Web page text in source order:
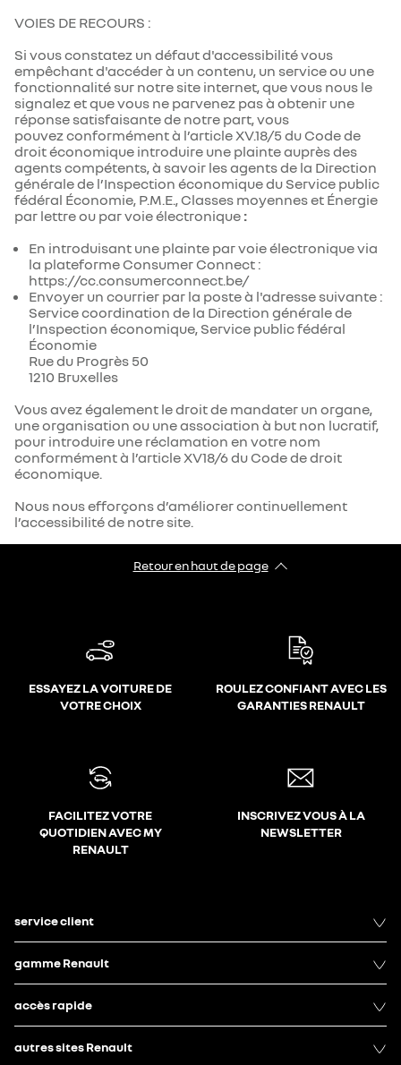
VOIES DE RECOURS :
Si vous constatez un défaut d'accessibilité vous
empêchant d'accéder à un contenu, un service ou une
fonctionnalité sur notre site internet, que vous nous le
signalez et que vous ne parvenez pas à obtenir une
réponse satisfaisante de notre part, vous
pouvez conformément à l’article XV.18/5 du Code de
droit économique introduire une plainte auprès des
agents compétents, à savoir les agents de la Direction
générale de l’Inspection économique du Service public
fédéral Économie, P.M.E., Classes moyennes et Énergie
par lettre ou par voie électronique :
En introduisant une plainte par voie électronique via
la plateforme Consumer Connect :
https://cc.consumerconnect.be/
Envoyer un courrier par la poste à l'adresse suivante :
Service coordination de la Direction générale de
l’Inspection économique, Service public fédéral
Économie
Rue du Progrès 50
1210 Bruxelles
Vous avez également le droit de mandater un organe,
une organisation ou une association à but non lucratif,
pour introduire une réclamation en votre nom
conformément à l’article XV18/6 du Code de droit
économique.
Nous nous efforçons d’améliorer continuellement
l’accessibilité de notre site.
Retour en haut de page
ESSAYEZ LA VOITURE DE
VOTRE CHOIX
ROULEZ CONFIANT AVEC LES
GARANTIES RENAULT
FACILITEZ VOTRE
QUOTIDIEN AVEC MY
RENAULT
INSCRIVEZ VOUS À LA
NEWSLETTER
service client
gamme Renault
accès rapide
autres sites Renault